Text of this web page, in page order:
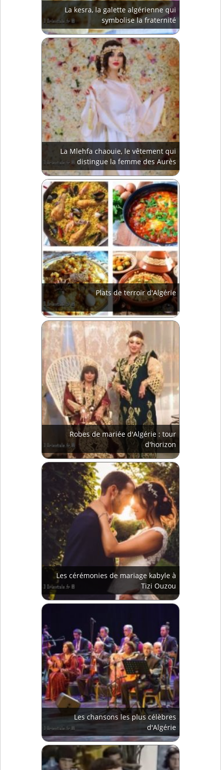
La kesra, la galette algérienne qui
symbolise la fraternité
La Mlehfa chaouie, le vêtement qui
distingue la femme des Aurès
Plats de terroir d'Algérie
Robes de mariée d'Algérie : tour
d'horizon
Les cérémonies de mariage kabyle à
Tizi Ouzou
Les chansons les plus célèbres
d'Algérie